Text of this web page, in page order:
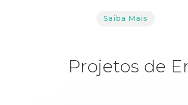
Saiba Mais
Projetos de